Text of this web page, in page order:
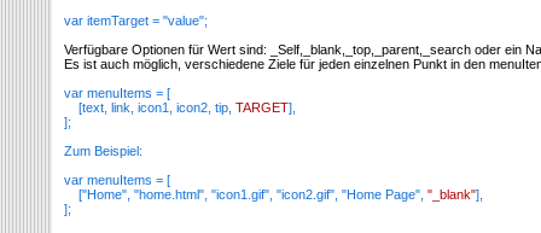
var itemTarget = "value";
Verfügbare Optionen für Wert sind: _Self,_blank,_top,_parent,_search oder ein
Es ist auch möglich, verschiedene Ziele für jeden einzelnen Punkt in den
var menuItems = [
[text, link, icon1, icon2, tip, TARGET],
];
Zum Beispiel:
var menuItems = [
["Home", "home.html", "icon1.gif", "icon2.gif", "Home Page", "_blank"],
];